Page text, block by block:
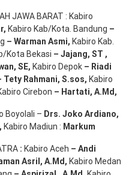
JAWA BARAT : Kabiro
, Kabiro Kab/Kota. Bandung –
– Warman Asmi, Kabiro Kab.
Kota Bekasi – Jajang, ST ,
, SE, Kabiro Depok – Riadi
Tety Rahmani, S.sos, Kabiro
Cirebon – Hartati, A.Md,
Boyolali – Drs. Joko Ardiano,
, Kabiro Madiun : Markum
: Kabiro Aceh – Andi
Asril , A.Md, Kabiro Medan